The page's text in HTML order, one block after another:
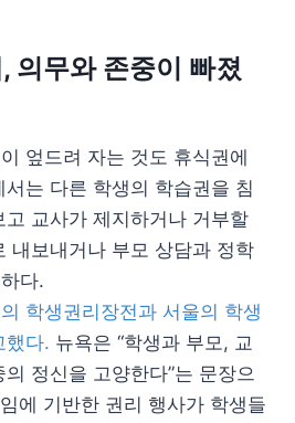
의무와 존중이 빠졌
엎드려 자는 것도 휴식권에
는 다른 학생의 학습권을 침
교사가 제지하거나 거부할
내보내거나 부모 상담과 정학
다.
학생권리장전과 서울의 학생
했다. 뉴욕은 “학생과 부모, 교
정신을 고양한다”는 문장으
에 기반한 권리 행사가 학생들